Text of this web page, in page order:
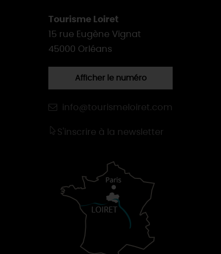
Tourisme Loiret
15 rue Eugène Vignat
45000 Orléans
Afficher le numéro
info@tourismeloiret.com
S'inscrire à la newsletter